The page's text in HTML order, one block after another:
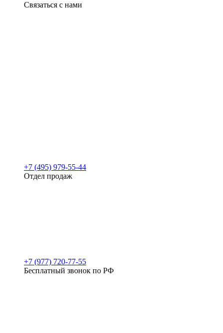
Связаться с нами
+7 (495) 979-55-44
Отдел продаж
+7 (977) 720-77-55
Бесплатный звонок по РФ